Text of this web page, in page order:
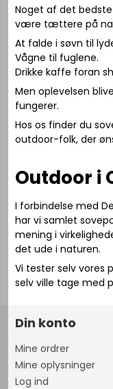
Noget af det
være tættere på
At falde i søvn til
Vågne til fuglene.
Drikke kaffe foran
Men oplevelsen
fungerer.
Hos os finder du
outdoor-folk, der
Outdoor i
I forbindelse med
har vi samlet
mening i
det ude i naturen.
Vi tester selv vores
selv ville tage med
Din konto
Mine ordrer
Mine oplysninger
Log ind